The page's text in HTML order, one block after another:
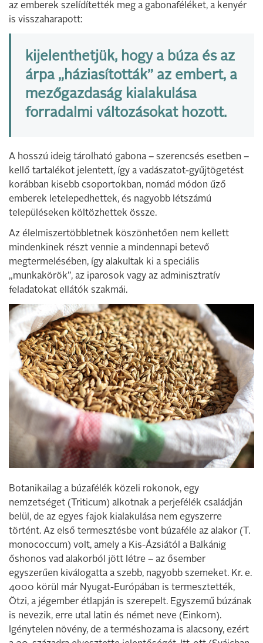
az emberek szelídítették meg a gabonaféléket, a kenyér
is visszaharapott:
kijelenthetjük, hogy a búza és az
árpa „háziasították” az embert, a
mezőgazdaság kialakulása
forradalmi változásokat hozott.
A hosszú ideig tárolható gabona – szerencsés esetben –
kellő tartalékot jelentett, így a vadászatot-gyűjtögetést
korábban kisebb csoportokban, nomád módon űző
emberek letelepedhettek, és nagyobb létszámú
településeken költözhettek össze.
Az élelmiszertöbbletnek köszönhetően nem kellett
mindenkinek részt vennie a mindennapi betevő
megtermelésében, így alakultak ki a speciális
„munkakörök”, az iparosok vagy az adminisztratív
feladatokat ellátók szakmái.
Botanikailag a búzafélék közeli rokonok, egy
nemzetséget (Triticum) alkotnak a perjefélék családján
belül, de az egyes fajok kialakulása nem egyszerre
történt. Az első termesztésbe vont búzaféle az alakor (T.
monococcum) volt, amely a Kis-Ázsiától a Balkánig
őshonos vad alakorból jött létre – az ősember
egyszerűen kiválogatta a szebb, nagyobb szemeket. Kr. e.
4000 körül már Nyugat-Európában is termesztették,
Ötzi, a jégember étlapján is szerepelt. Egyszemű búzának
is nevezik, erre utal latin és német neve (Einkorn).
Igénytelen növény, de a terméshozama is alacsony, ezért